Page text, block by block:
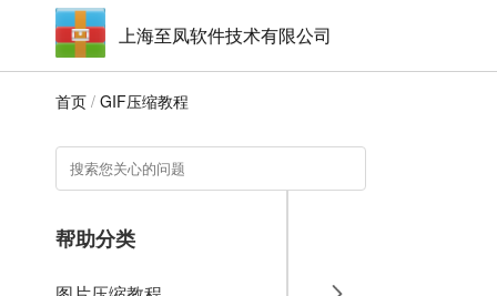
上海至凤软件技术有限公司
首页 / GIF压缩教程
帮助分类